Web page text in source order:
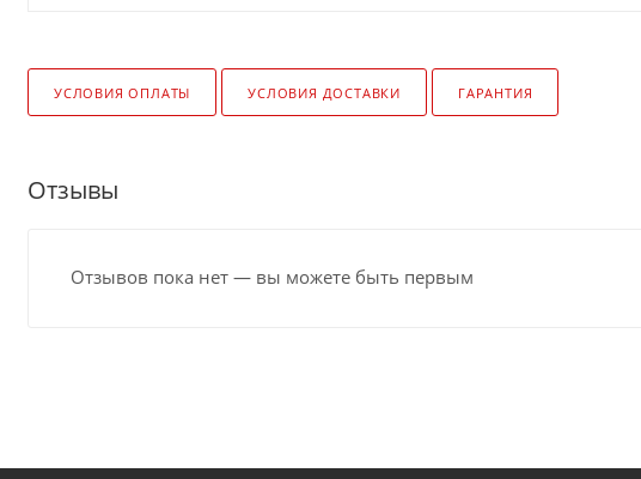
УСЛОВИЯ ОПЛАТЫ УСЛОВИЯ ДОСТАВКИ ГАРАНТИЯ
Отзывы
Отзывов пока нет — вы можете быть первым